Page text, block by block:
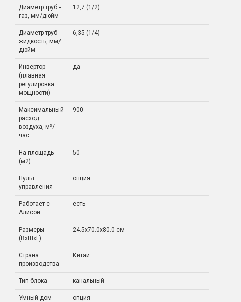
Диаметр труб -
газ, мм/дюйм
12,7 (1/2)
Диаметр труб -
жидкость, мм/
дюйм
6,35 (1/4)
Инвертор
(плавная
регулировка
мощности)
да
Максимальный
расход
воздуха, м³/
час
900
На площадь
(м2)
50
Пульт
управления
опция
Работает с
Алисой
есть
Размеры
(ВхШхГ)
24.5x70.0x80.0 см
Страна
производства
Китай
Тип блока канальный
Умный дом
опция